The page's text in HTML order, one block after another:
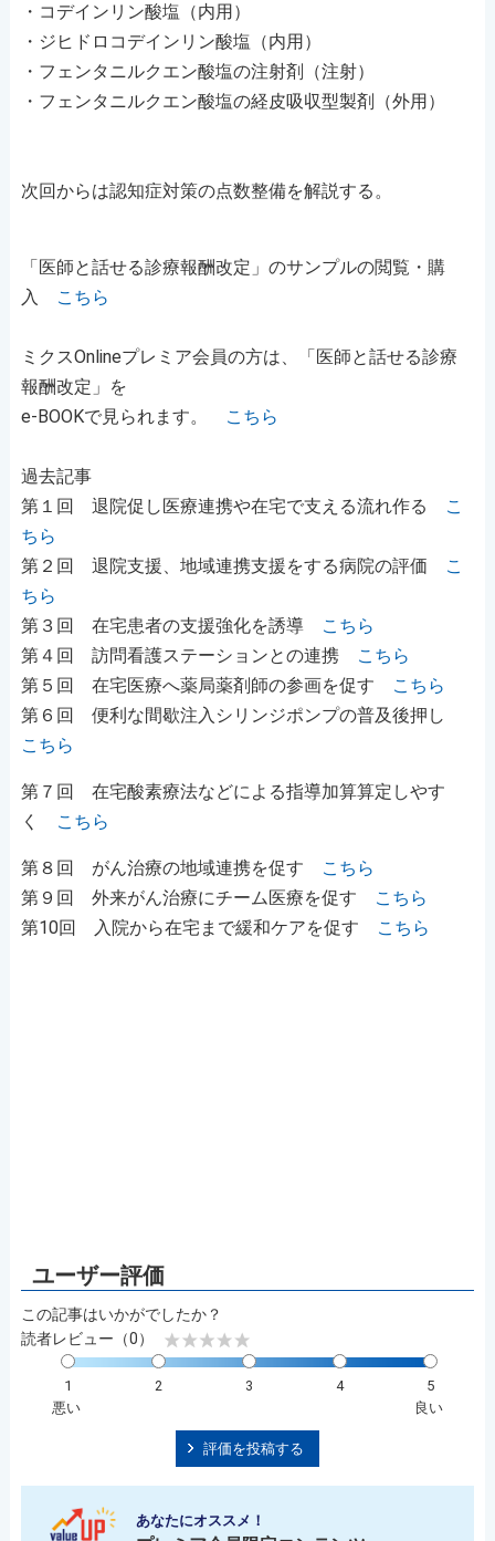
・コデインリン酸塩（内用）
・ジヒドロコデインリン酸塩（内用）
・フェンタニルクエン酸塩の注射剤（注射）
・フェンタニルクエン酸塩の経皮吸収型製剤（外用）
次回からは認知症対策の点数整備を解説する。
「医師と話せる診療報酬改定」のサンプルの閲覧・購
入
こちら
ミクスOnlineプレミア会員の方は、「医師と話せる診療
報酬改定」を
e-BOOKで見られます。
こちら
過去記事
第１回 退院促し医療連携や在宅で支える流れ作る
こ
ちら
第２回 退院支援、地域連携支援をする病院の評価
こ
ちら
第３回 在宅患者の支援強化を誘導
こちら
第４回 訪問看護ステーションとの連携
こちら
第５回 在宅医療へ薬局薬剤師の参画を促す
こちら
第６回 便利な間歇注入シリンジポンプの普及後押し
こちら
第７回 在宅酸素療法などによる指導加算算定しやす
く
こちら
第８回 がん治療の地域連携を促す
こちら
第９回 外来がん治療にチーム医療を促す
こちら
第10回 入院から在宅まで緩和ケアを促す
こちら
この記事はいかがでしたか？
読者レビュー（0）
1 2 3 4
5
悪い
良い
評価を投稿する
あなたにオススメ！